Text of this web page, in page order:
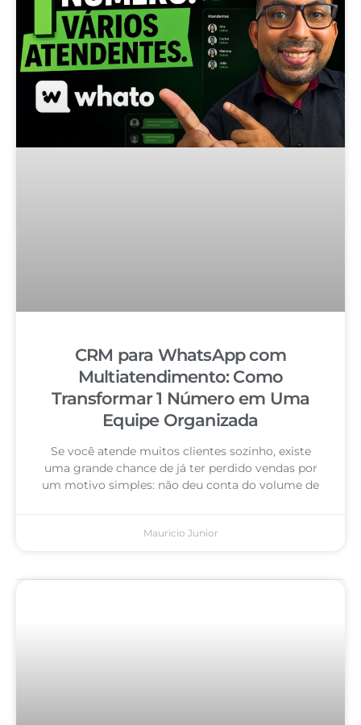
CRM para WhatsApp com
Multiatendimento: Como
Transformar 1 Número em Uma
Equipe Organizada
Se você atende muitos clientes sozinho, existe
uma grande chance de já ter perdido vendas por
um motivo simples: não deu conta do volume de
Mauricio Junior